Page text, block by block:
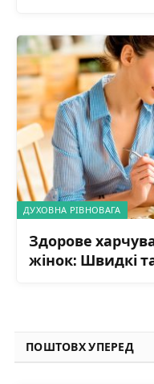
ДУХОВНА РІВНОВАГА
Здорове
жінок: Швидкі
ПОШТОВХ УПЕРЕД